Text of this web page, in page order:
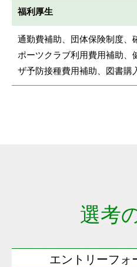
福利厚生
通勤費補助、団体保険制度、
ポーツクラブ利用費用補助、
ザ予防接種費用補助、図書購
選考
エントリーフォ